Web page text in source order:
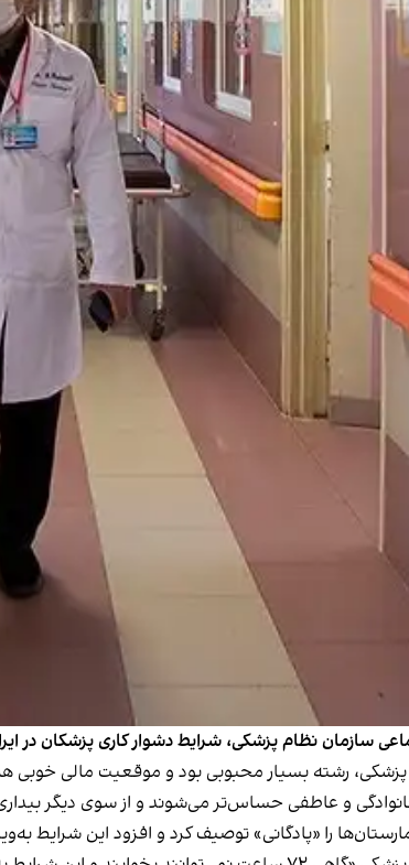
سازمان نظام پزشکی، شرایط دشوار کاری پزشکان در
رشته بسیار محبوبی بود و موقعیت مالی
و عاطفی حساس‌تر می‌شوند و از سوی دیگر
را «پادگانی» توصیف کرد و افزود این شرایط